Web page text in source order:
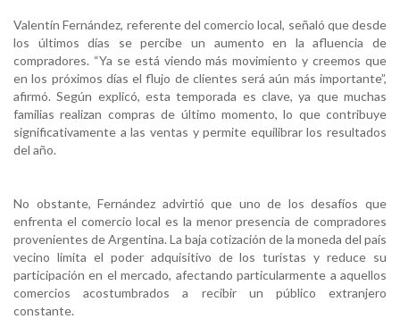
Valentín Fernández, referente del comercio local, señaló que desde
los últimos días se percibe un aumento en la afluencia de
compradores. “Ya se está viendo más movimiento y creemos que
en los próximos días el flujo de clientes será aún más importante”,
afirmó. Según explicó, esta temporada es clave, ya que muchas
familias realizan compras de último momento, lo que contribuye
significativamente a las ventas y permite equilibrar los resultados
del año.
No obstante, Fernández advirtió que uno de los desafíos que
enfrenta el comercio local es la menor presencia de compradores
provenientes de Argentina. La baja cotización de la moneda del país
vecino limita el poder adquisitivo de los turistas y reduce su
participación en el mercado, afectando particularmente a aquellos
comercios acostumbrados a recibir un público extranjero
constante.